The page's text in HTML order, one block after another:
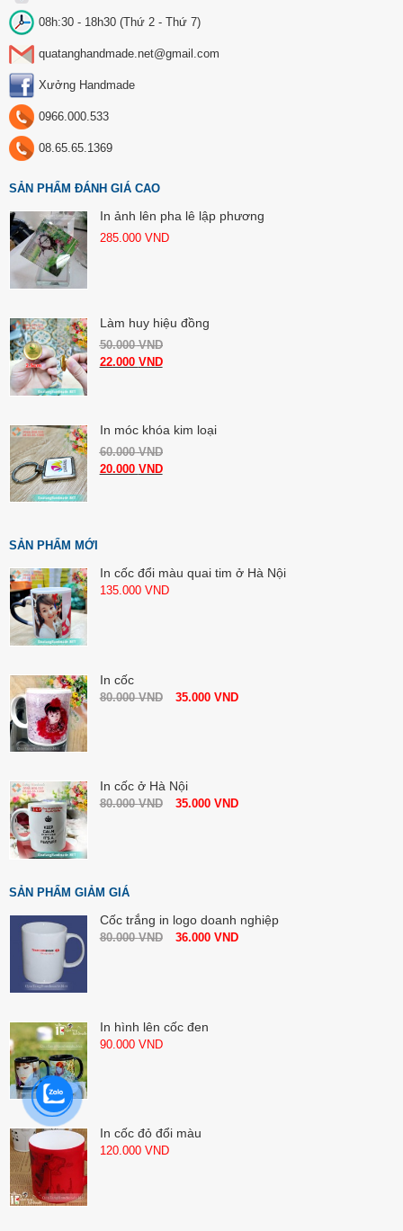
08h:30 - 18h30 (Thứ 2 - Thứ 7)
quatanghandmade.net@gmail.com
Xưởng Handmade
0966.000.533
08.65.65.1369
SẢN PHẨM ĐÁNH GIÁ CAO
In ảnh lên pha lê lập phương
285.000 VND
Làm huy hiệu đồng
50.000VND
22.000 VND
In móc khóa kim loại
60.000VND
20.000 VND
SẢN PHẨM MỚI
In cốc đổi màu quai tim ở Hà Nội
135.000 VND
In cốc
80.000VND 35.000 VND
In cốc ở Hà Nội
80.000VND 35.000 VND
SẢN PHẨM GIẢM GIÁ
Cốc trắng in logo doanh nghiệp
80.000VND 36.000 VND
In hình lên cốc đen
90.000 VND
In cốc đỏ đổi màu
120.000 VND